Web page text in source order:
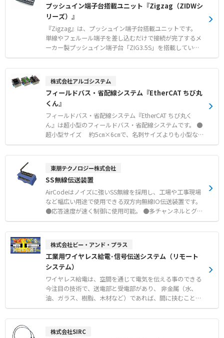
います。 さまざまな設備機器の改善実績があり、機械的な
損傷を大幅に低減します。 【特徴】 ●サイリスタ位相制
御による滑らかな始動・停止と突入電流の防止 ●ボタン操
作で初期電圧や始動時間などの多様な設定が自由に可能 ●
定常時のバイパス運転対応および一部容量でのバイパス回
路内蔵 【用途・事例】 ●ファンやポンプ、ブロワ、ベル
機の羽根や選別機のギアにおける機械的な破損防止
プッシュイン端子台搭載ユニット『Zigzag（ZIDWシ
リーズ）』
『Zigzag』は、プッシュイン端子台搭載ユニットです。
単線やフェルール端子を差し込むだけで接続が完了するメ
ーカー製プッシュイン端子台「ZIG3.5S」を搭載していま
す。 端子間ピッチ3.5mmながら直径4mmの差込口を千鳥
配置することにより、スリーブ付きフェルール端子で1.5m
た中継コネクタ端子台「ZIDWシリーズ」、スリムな24m
m幅の4点リレーターミナル「ZIFR4シリーズ」、12点2回
路と24点1回路の2タイプを用意したコモン端子台「ZI-CO
Mシリーズ」をラインアップしています。 すべてのシリー
ズが35mmのDINレール取付に対応しています。 【特徴】
●単線やフェルール端子を差し込むだけで結線できるプッ
シュイン方式 ●端子ピッチ3.5mmの省スペース性と千鳥
●各社PLCやサーボアンプなどとのコネクタ接続中継 ●キ
ーエンスKVシリーズのI/Oカードへの接続 ●35mmのDIN
レール取付による省スペースな配置
株式会社アルゴシステム
フィールドバス・省配線システム『EtherCAT ちび丸
くん』
フィールドバス・省配線システム『EtherCAT ちび丸く
ん』は超小型のフィールドバス・省配線システムです。 ●
超小型サイズ 約5㎝×6㎝で、名刺サイズよりも小型な
ボディに高機能を凝縮 ●コネクタは3種をラインアップ
e-CONコネクタ・MILコネクタ・端子台コネクタ ●DINレ
力・アナログ入力ユニットに設定可能） ●通信異常時の出
力設定可能 （デジタル出力・アナログ出力ユニットに設定
可能） ●CEマーキング適合
東朋テクノロジー株式会社
SS無線伝送装置
AirCodeはノイズに強いSS無線を採用し、工場や工事現場
など幅広い用途で使用できる双方向無線IO伝送装置です。
●応答速度が速く制御に使用可能。 ●多チャンネルとグル
ープID機能により、混信や誤動作を回避。 ●指向性アンテ
ナの使用で屋外1kmの伝送も可能 ●入力出力各8点を搭載
株式会社ビー・アンド・プラス
工業用ワイヤレス給電･信号伝送システム（リモート
システム）
ワイヤレス給電は、空間を通じて電気を伝える事のできる
今注目の技術で、送電部と受電部があり、 非金属（水、
油、ガラス、樹脂、木材など）であれば、間に挟むことが
できます。 為、壁越しに給電を行う、水中へガラス越しに
給電を行う、 真空度の高い密閉された容器内部へ給電を行
株式会社SIRC